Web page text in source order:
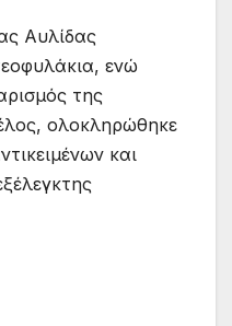
Αυλίδας
ενώ
της
ολοκληρώθηκε
και